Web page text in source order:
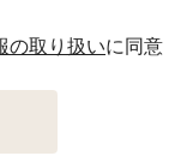
の取り扱いに同意